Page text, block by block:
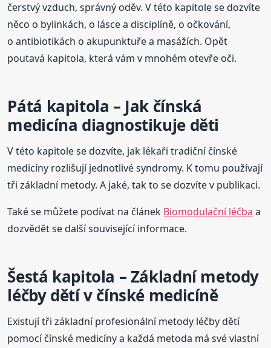
čerstvý vzduch, správný oděv. V této kapitole se dozvíte
něco o bylinkách, o lásce a disciplíně, o očkování,
o antibiotikách o akupunktuře a masážích. Opět
poutavá kapitola, která vám v mnohém otevře oči.
Pátá kapitola – Jak čínská
medicína diagnostikuje děti
V této kapitole se dozvíte, jak lékaři tradiční čínské
medicíny rozlišují jednotlivé syndromy. K tomu používají
tři základní metody. A jaké, tak to se dozvíte v publikaci.
Také se můžete podívat na článek Biomodulační léčba a
dozvědět se další související informace.
Šestá kapitola – Základní metody
léčby dětí v čínské medicíně
Existují tři základní profesionální metody léčby dětí
pomocí čínské medicíny a každá metoda má své vlastní